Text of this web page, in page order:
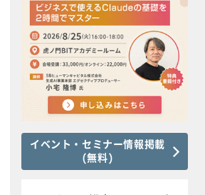
イベント・セミナー情報掲載
(無料)